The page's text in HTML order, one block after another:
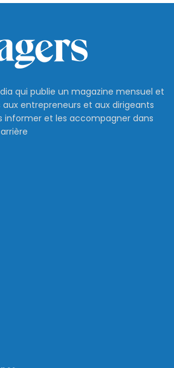
qui publie un magazine mensuel et
entrepreneurs et aux dirigeants
informer et les accompagner dans